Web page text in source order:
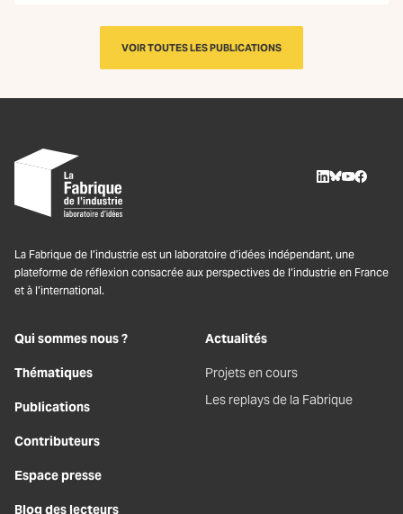
VOIR TOUTES LES PUBLICATIONS
La Fabrique de l’industrie est un laboratoire d’idées indépendant, une
plateforme de réflexion consacrée aux perspectives de l’industrie en France
et à l’international.
Qui sommes nous ?
Thématiques
Publications
Contributeurs
Espace presse
Blog des lecteurs
Actualités
Projets en cours
Les replays de la Fabrique